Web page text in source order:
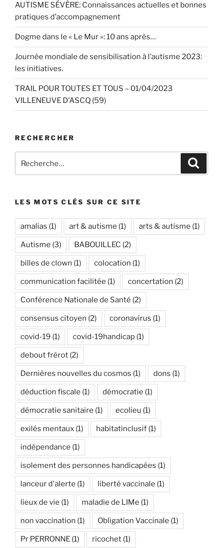
AUTISME SÉVÈRE: Connaissances actuelles et bonnes
pratiques d’accompagnement
Dogme dans le « Le Mur »: 10 ans après…
Journée mondiale de sensibilisation à l’autisme 2023:
les initiatives.
TRAIL POUR TOUTES ET TOUS – 01/04/2023
VILLENEUVE D’ASCQ (59)
RECHERCHER
pour
LES MOTS CLÉS SUR CE SITE
amalias (1) art & autisme (1) arts & autisme (1)
Autisme (3) BABOUILLEC (2)
billes de clown (1) colocation (1)
communication facilitée (1) concertation (2)
Conférence Nationale de Santé (2)
consensus citoyen (2) coronavirus (1)
covid-19 (1) covid-19handicap (1)
debout frérot (2)
Dernières nouvelles du cosmos (1) dons (1)
déduction fiscale (1) démocratie (1)
démocratie sanitaire (1) ecolieu (1)
exilés mentaux (1) habitatinclusif (1)
indépendance (1)
isolement des personnes handicapées (1)
lanceur d'alerte (1) liberté vaccinale (1)
lieux de vie (1) maladie de LIMe (1)
non vaccination (1) Obligation Vaccinale (1)
Pr PERRONNE (1) ricochet (1)